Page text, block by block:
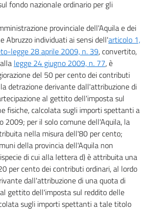
fondo nazionale ordinario per gli
provinciale dell'Aquila e dei
Abruzzo individuati ai sensi dell'articolo 1,
legge 28 aprile 2009, n. 39, convertito,
legge 24 giugno 2009, n. 77, è
del 50 per cento dei contributi
detrazione derivante dall'attribuzione di
al gettito dell'imposta sul
fisiche, calcolata sugli importi spettanti a
per il solo comune dell'Aquila, la
nella misura dell'80 per cento;
della provincia dell'Aquila non
di cui alla lettera d) è attribuita una
per cento dei contributi ordinari, al lordo
dall'attribuzione di una quota di
gettito dell'imposta sul reddito delle
sugli importi spettanti a tale titolo